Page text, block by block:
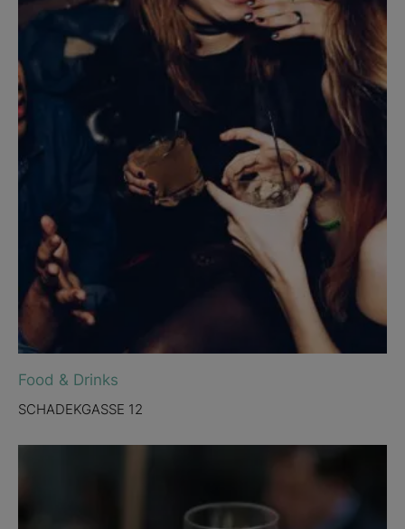
Food & Drinks
SCHADEKGASSE 12